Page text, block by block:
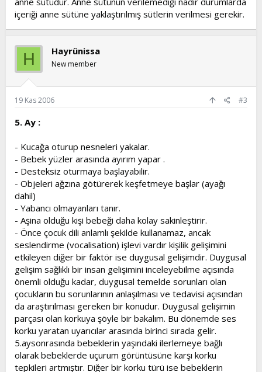
içeriği anne sütüne yaklaştırılmış sütlerin verilmesi gerekir.
H Hayrünissa
New member
19 Kas 2006 #3
5. Ay :
- Kucağa oturup nesneleri yakalar.
- Bebek yüzler arasında ayırım yapar .
- Desteksiz oturmaya başlayabilir.
- Objeleri ağzına götürerek keşfetmeye başlar (ayağı
dahil)
- Yabancı olmayanları tanır.
- Aşina olduğu kişi bebeği daha kolay sakinleştirir.
- Önce çocuk dili anlamlı şekilde kullanamaz, ancak
seslendirme (vocalisation) işlevi vardır kişilik gelişimini
etkileyen diğer bir faktör ise duygusal gelişimdir. Duygusal
gelişim sağlıklı bir insan gelişimini inceleyebilme açısında
önemli olduğu kadar, duygusal temelde sorunları olan
çocukların bu sorunlarının anlaşılması ve tedavisi açısından
da araştırılması gereken bir konudur. Duygusal gelişimin
parçası olan korkuya şöyle bir bakalım. Bu dönemde ses
korku yaratan uyarıcılar arasında birinci sırada gelir.
5.aysonrasında bebeklerin yaşındaki ilerlemeye bağlı
olarak bebeklerde uçurum görüntüsüne karşı korku
tepkileri artmıştır. Diğer bir korku türü ise bebeklerin